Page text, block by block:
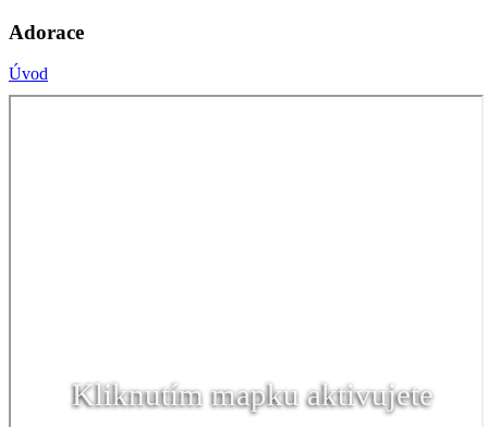
Adorace
Úvod
Kliknutím mapku aktivujete